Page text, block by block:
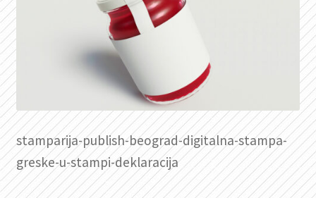
stamparija-publish-beograd-digitalna-stampa-
greske-u-stampi-deklaracija